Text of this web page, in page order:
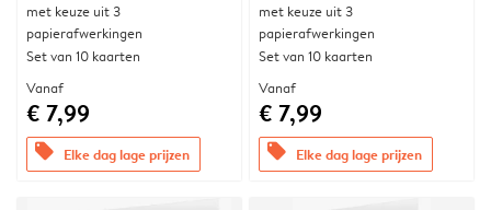
met keuze uit 3
papierafwerkingen
Set van 10 kaarten
Vanaf
€ 7,99
offers Elke dag lage prijzen
met keuze uit 3
papierafwerkingen
Set van 10 kaarten
Vanaf
€ 7,99
offers Elke dag lage prijzen